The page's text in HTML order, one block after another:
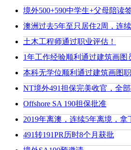
境外500+590中学生+父母陪读
澳洲过去5年至只居住2周，连续
土木工程师通过职业评估！
1年工作经验顺利通过建筑画图
本科无学位顺利通过建筑画图
NT境外491担保完美收官，全部
Offshore SA 190担保批准
2019年离澳，连续5年离境，拿
491转191PR历时8个月获批